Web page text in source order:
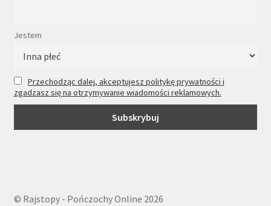
Jestem
Przechodząc dalej, akceptujesz politykę prywatności i
zgadzasz się na otrzymywanie wiadomości reklamowych.
© Rajstopy - Pończochy Online 2026